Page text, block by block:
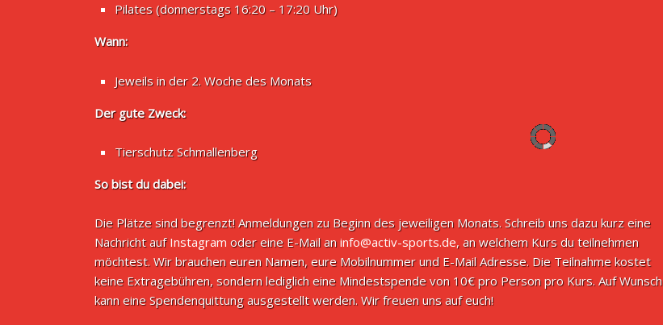
Pilates (donnerstags 16:20 – 17:20 Uhr)
Wann:
Jeweils in der 2. Woche des Monats
Der gute Zweck:
Tierschutz Schmallenberg
So bist du dabei:
Die Plätze sind begrenzt! Anmeldungen zu Beginn des jeweiligen Monats. Schreib uns dazu kurz eine
Nachricht aufInstagram oder eine E-Mail an info@activ-sports.de, an welchem Kurs du teilnehmen
möchtest. Wir brauchen euren Namen, eure Mobilnummer und E-Mail Adresse. Die Teilnahme kostet
keine Extragebühren, sondern lediglich eine Mindestspende von 10€ pro Person pro Kurs. Auf Wunsch
kann eine Spendenquittung ausgestellt werden. Wir freuen uns auf euch!